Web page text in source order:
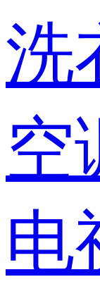
洗
空
电